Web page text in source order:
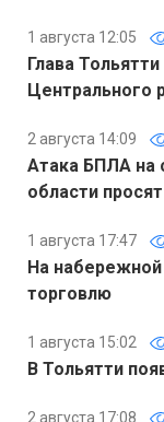
1 августа 12:05
Глава
Центрального
2 августа 14:09
Атака БПЛА на
области
1 августа 17:47
На
торговлю
1 августа 15:02
В Тольятти
2 августа 17:08